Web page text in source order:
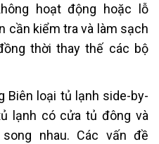
hoạt động hoặc lỗ
cần kiểm tra và làm sạch
thời thay thế các bộ
Biên loại tủ lạnh side-by-
lạnh có cửa tủ đông và
nhau. Các vấn đề